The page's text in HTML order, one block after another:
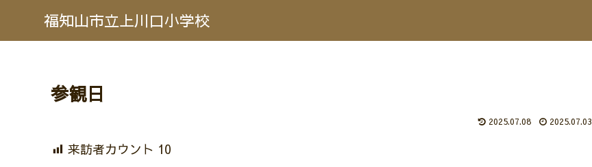
福知山市立上川口小学校
参観日
2025.07.08 2025.07.03
来訪者カウント 10